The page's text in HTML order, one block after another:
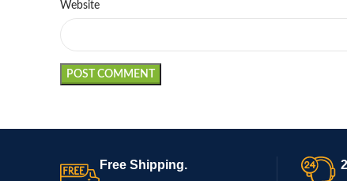
Website
Free Shipping.